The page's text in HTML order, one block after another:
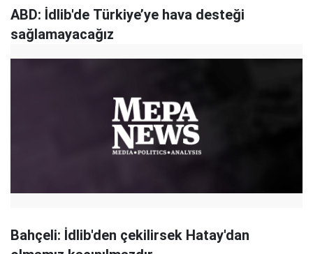
ABD: İdlib'de Türkiye’ye hava desteği
sağlamayacağız
Bahçeli: İdlib'den çekilirsek Hatay'dan